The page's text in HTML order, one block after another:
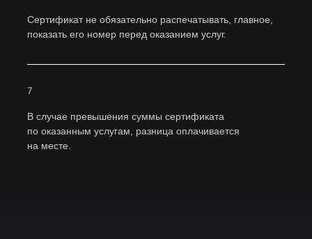
Приезжая к нам, вы попадаете на частную
Сертификат не обязательно распечатывать, главное,
показать его номер перед оказанием услуг.
В случае превышения суммы сертификата
по оказанным услугам, разница оплачивается
на месте.
7